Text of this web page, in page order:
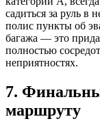
садиться за руль в
полис пункты об
багажа — это
полностью
неприятностях.
7.
маршруту